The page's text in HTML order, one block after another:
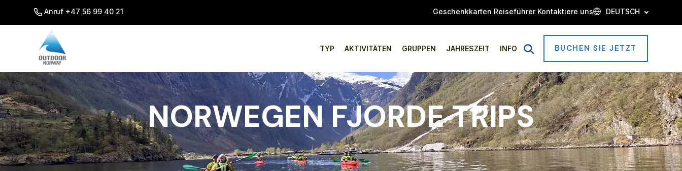
Anruf +47 56 99 40 21 Geschenkkarten Reiseführer Kontaktiere uns DEUTSCH
TYP AKTIVITÄTEN GRUPPEN JAHRESZEIT INFO
Open
Search
BUCHEN SIE JETZT
NORWEGEN FJORDE TRIPS